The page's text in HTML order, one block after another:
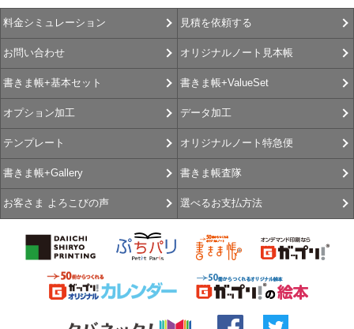
料金シミュレーション 見積を依頼する
お問い合わせ オリジナルノート見本帳
書きま帳+基本セット 書きま帳+ValueSet
オプション加工 データ加工
テンプレート オリジナルノート特急便
書きま帳+Gallery 書きま帳査隊
お客さま よろこびの声 選べるお支払方法